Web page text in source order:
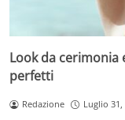
Look da cerimonia
perfetti
Redazione Luglio 31,